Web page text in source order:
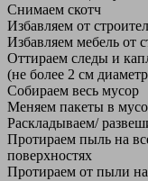
Снимаем скотч
Избавляем от
Избавляем мебель от
Оттираем следы и
(не более 2 см
Собираем весь мусор
Меняем пакеты в
Раскладываем/
Протираем пыль на
поверхностях
Протираем от пыли